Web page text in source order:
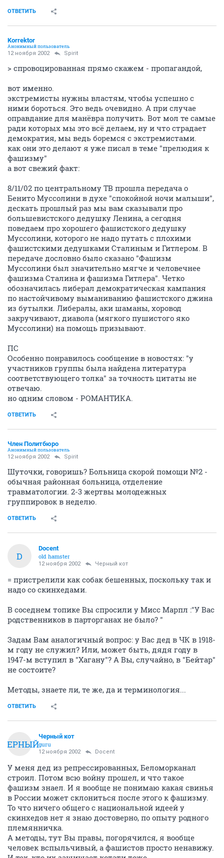
ОТВЕТИТЬ
Korrektor
Анонимный пользователь
12 ноября 2002 Spirit
> спровоцированная прямо скажем - пропагандой,
вот именно.
экстремисты нужны властям, чтобы успешно с
ними бороться. Это ведь очевидно. А при случае
оправдание для манёвра получить. Вот мол те самые
ради которых мы это всё делаем, ну и что страдает
демократия, мы ведь боремся с экстремистами.
как они это делают я уже писал в теме "прелюдия к
фашизму"
а вот свежий факт:
8/11/02 по центральному ТВ прошла передача о
Бенито Муссолини в духе "спокойной ночи малыши",
дескать прошлый раз мы вам сказывали про
большевистского дедушку Ленина, а сегодня
поведаем про хорошего фашистского дедушку
Муссолини, которого не надо путать с плохими
фашистскими дедушками Сталиным и Гитлером. В
передаче дословно было сказано "Фашизм
Муссолини был значительно мягче и человечнее
фашизма Сталина и фашизма Гитлера". Четко
обозначилась либерал демократическая кампания
по настойчивому выманиванию фашистского джина
из бутылки. Либералы, аки шаманы, хоровод
закручивают, диавола (мягкого пушистого яко
Муссолини) на помощь призывают.
ПС
Особенно понравилось сообщение в новостях: "у
участников группы была найдена литература
соответствующего толка" за точность цитаты не
отвечаю.
но одним словом - РОМАНТИКА.
ОТВЕТИТЬ
Член Политбюро
Анонимный пользователь
12 ноября 2002 Spirit
Шуточки, говоришь? Больница скорой помощи №2 -
обычная районная больница, отделение
травматологии. 2-3 жертвы молодежных
группировок в неделю.
ОТВЕТИТЬ
D
Docent
old hamster
12 ноября 2002 Черный кот
= пристрелили как собак бешенных, поскольку так и
надо со скинхедами.
В соседнем топике Вы спросили у Мисс Марпл :"У Вас
родственников в парторганах не было? "
Задам Вам аналогичный вопрос: у Вас дед в ЧК в 1918-
м году не служил? Или, может быть, дядя году в
1947-м вступил в "Хагану"? А Вы, случайно, в "Бейтар"
не состоите?
Методы, знаете ли, те же, да и терминология...
ОТВЕТИТЬ
ЧЕРНЫЙ
Черный кот
guru
12 ноября 2002 Docent
У меня дед из репрессированных, Беломорканал
строил. Потом всю войну прошел, и что такое
фашизм знаел. И я вообще не понимаю какая свинья
в России может склониться после этого к фашизму.
То что ничего общего с национальной идеей у
скинхедов нет я знаю достоверно, по опыту родного
племянничка.
А методы, тут Вы правы, погорячился, я вообще
человек вспыльчивый, а фашистов просто ненавижу.